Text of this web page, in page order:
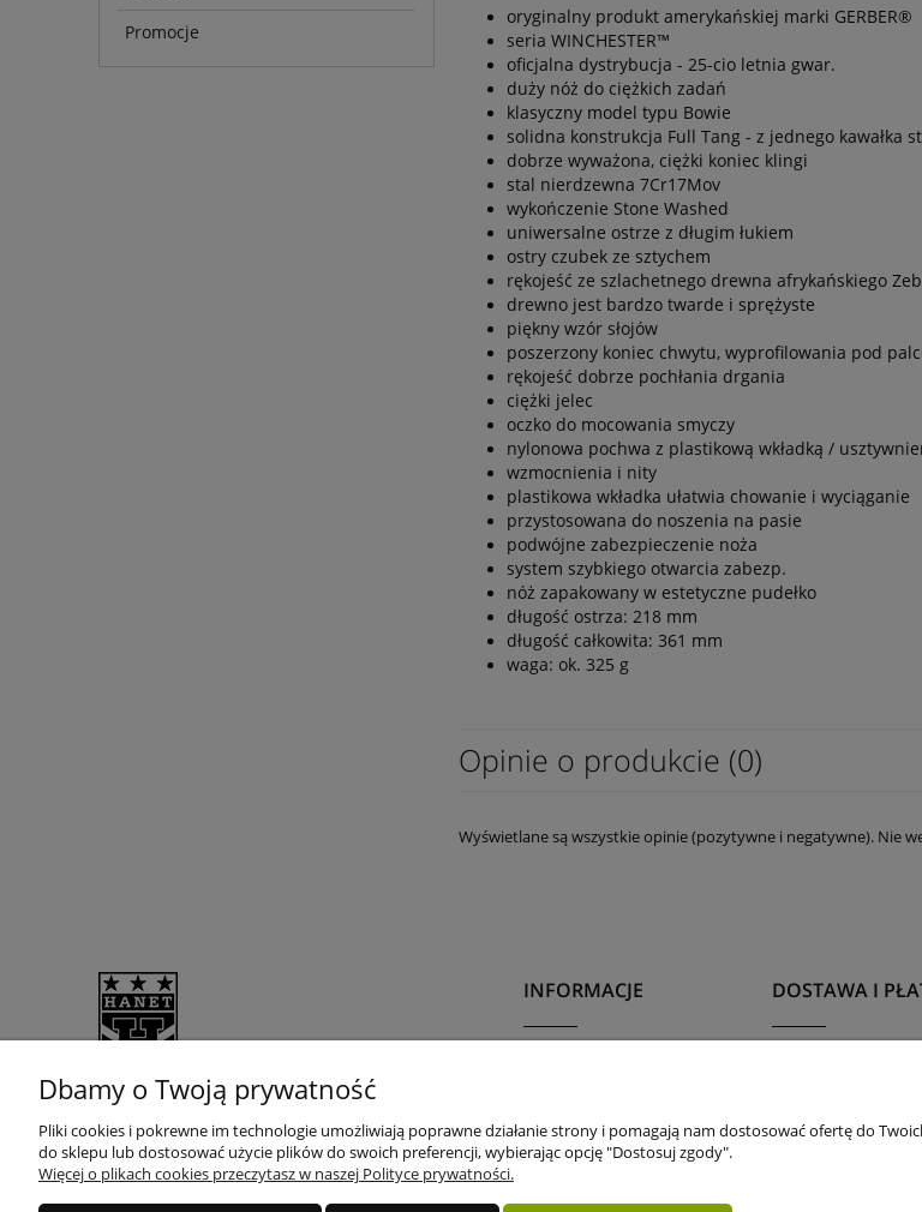
Promocje
oryginalny produkt amerykańskiej marki GERBER®
seria WINCHESTER™
oficjalna dystrybucja - 25-cio letnia gwar.
duży nóż do ciężkich zadań
klasyczny model typu Bowie
solidna konstrukcja Full Tang - z jednego kawałka
dobrze wyważona, ciężki koniec klingi
stal nierdzewna 7Cr17Mov
wykończenie Stone Washed
uniwersalne ostrze z długim łukiem
ostry czubek ze sztychem
rękojeść ze szlachetnego drewna afrykańskiego
drewno jest bardzo twarde i sprężyste
piękny wzór słojów
poszerzony koniec chwytu, wyprofilowania pod
rękojeść dobrze pochłania drgania
ciężki jelec
oczko do mocowania smyczy
nylonowa pochwa z plastikową wkładką /
wzmocnienia i nity
plastikowa wkładka ułatwia chowanie i wyciąganie
przystosowana do noszenia na pasie
podwójne zabezpieczenie noża
system szybkiego otwarcia zabezp.
nóż zapakowany w estetyczne pudełko
długość ostrza: 218 mm
długość całkowita: 361 mm
waga: ok. 325 g
Opinie o produkcie (0)
Wyświetlane są wszystkie opinie (pozytywne i negatywne).
Potrzebujesz pomocy? Zadzwoń!
+48 505 600 770
+48 505 700 770
INFORMACJE
Dane firmy
Zasady pielęgnacji i
DOSTAWA I
Odbiór osobisty
Dbamy o Twoją prywatność
Pliki cookies i pokrewne im technologie umożliwiają poprawne działanie strony i pomagają nam dostosować ofertę do
do sklepu lub dostosować użycie plików do swoich preferencji, wybierając opcję "Dostosuj zgody".
Więcej o plikach cookies przeczytasz w naszej Polityce prywatności.